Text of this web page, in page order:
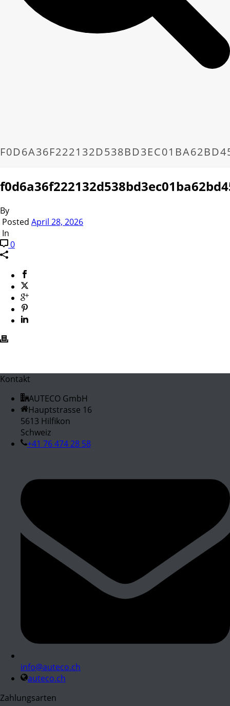
By
Posted April 28, 2026
In
0
Kontakt
AUTECO GmbH
Hauptstrasse 16
5613 Hilfikon
Schweiz
+41 76 474 28 58
info@auteco.ch
auteco.ch
Zahlungsarten